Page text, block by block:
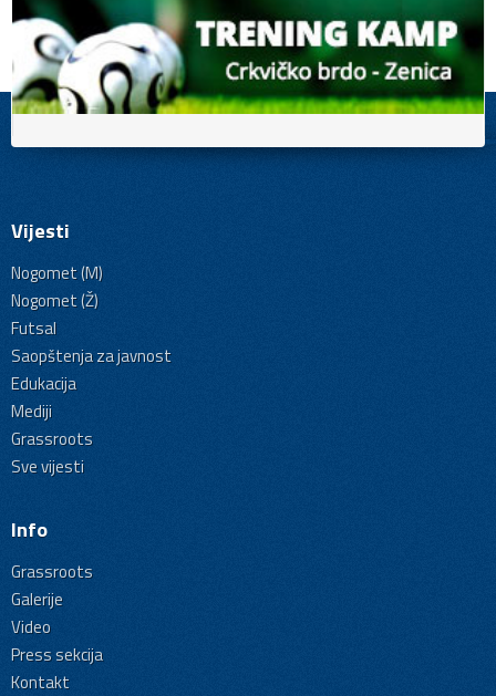
Vijesti
Nogomet (M)
Nogomet (Ž)
Futsal
Saopštenja za javnost
Edukacija
Mediji
Grassroots
Sve vijesti
Info
Grassroots
Galerije
Video
Press sekcija
Kontakt